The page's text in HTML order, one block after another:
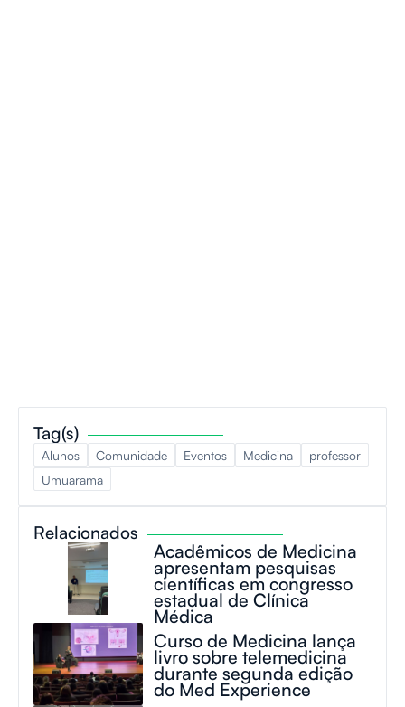
Relacionados
Acadêmicos de Medicina
apresentam pesquisas
científicas em congresso
estadual de Clínica
Médica
Curso de Medicina lança
livro sobre telemedicina
durante segunda edição
do Med Experience
Tag(s)
Alunos Comunidade Eventos Medicina
professor
Umuarama